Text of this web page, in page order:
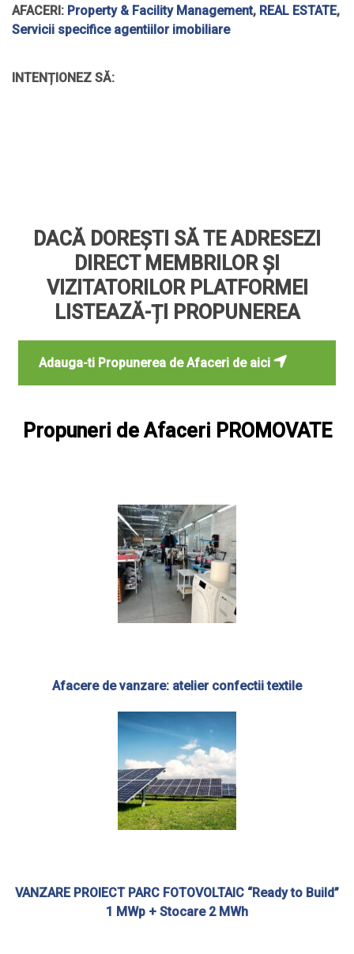
AFACERI: Property & Facility Management, REAL ESTATE,
Servicii specifice agentiilor imobiliare
INTENȚIONEZ SĂ:
DACĂ DOREȘTI SĂ TE ADRESEZI
DIRECT MEMBRILOR ȘI
VIZITATORILOR PLATFORMEI
LISTEAZĂ-ȚI PROPUNEREA
Adauga-ti Propunerea de Afaceri de aici
Propuneri de Afaceri PROMOVATE
Afacere de vanzare: atelier confectii textile
VANZARE PROIECT PARC FOTOVOLTAIC “Ready to Build”
1 MWp + Stocare 2 MWh